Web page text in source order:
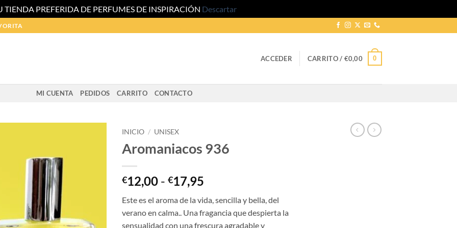
TIENDA PREFERIDA DE PERFUMES DE INSPIRACIÓN Descartar
ACCEDER CARRITO / €0,00 0
MI CUENTA PEDIDOS CARRITO CONTACTO
INICIO / UNISEX
Aromaniacos 936
€12,00 - €17,95
precios:
desde
Este es el aroma de la vida, sencilla y bella, del
verano en calma.. Una fragancia que despierta la
sensualidad con una frescura agradable y